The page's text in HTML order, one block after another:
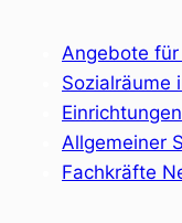
Angebote für
Sozialräume
Allgemeiner
Fachkräfte